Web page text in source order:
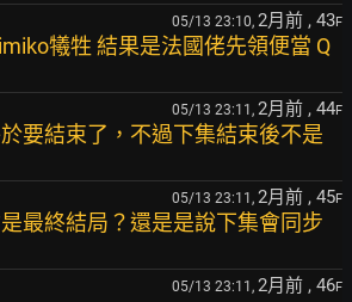
05/13 23:10, 2月前 , 43F
犧牲 結果是法國佬先領便當 Q
05/13 23:11, 2月前 , 44F
要結束了，不過下集結束後不是
05/13 23:11, 2月前 , 45F
最終結局？還是是說下集會同步
05/13 23:11, 2月前 , 46F